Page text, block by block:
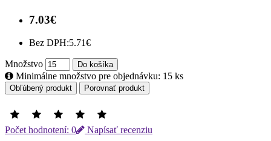
7.03€
Bez DPH:5.71€
Množstvo Do košíka
Minimálne množstvo pre objednávku: 15 ks
Obľúbený produkt Porovnať produkt
Počet hodnotení: 0 Napísať recenziu